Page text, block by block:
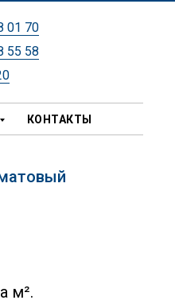
01 70
55 58
КОНТАКТЫ
м².